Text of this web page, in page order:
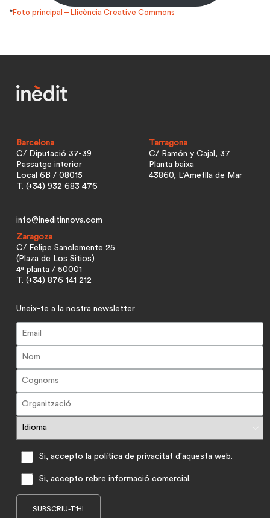
*Foto principal – Llicència Creative Commons
Barcelona
C/ Diputació 37-39
Passatge interior
Local 6B / 08015
T. (+34) 932 683 476
info@ineditinnova.com
Tarragona
C/ Ramón y Cajal, 37
Planta baixa
43860, L’Ametlla de Mar
Zaragoza
C/ Felipe Sanclemente 25
(Plaza de Los Sitios)
4ª planta / 50001
T. (+34) 876 141 212
Uneix-te a la nostra newsletter
Si, accepto la política de privacitat d'aquesta web.
Si, accepto rebre informació comercial.